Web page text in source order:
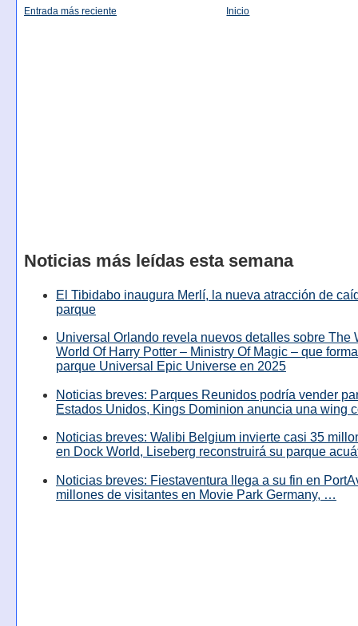
Entrada más reciente Inicio
Noticias más leídas esta semana
El Tibidabo inaugura Merlí, la nueva atracción de
parque
Universal Orlando revela nuevos detalles sobre The
World Of Harry Potter – Ministry Of Magic – que
parque Universal Epic Universe en 2025
Noticias breves: Parques Reunidos podría vender
Estados Unidos, Kings Dominion anuncia una wing
Noticias breves: Walibi Belgium invierte casi 35
en Dock World, Liseberg reconstruirá su parque
Noticias breves: Fiestaventura llega a su fin en
millones de visitantes en Movie Park Germany, …